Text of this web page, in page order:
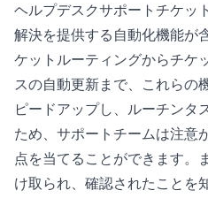
ヘルプデスクサポートチケッ
解決を提供する自動化機能が
ケットルーティングからチケ
スの自動更新まで、これらの
ピードアップし、ルーチンタ
ため、サポートチームは注意
点を当てることができます。
け取られ、確認されたことを